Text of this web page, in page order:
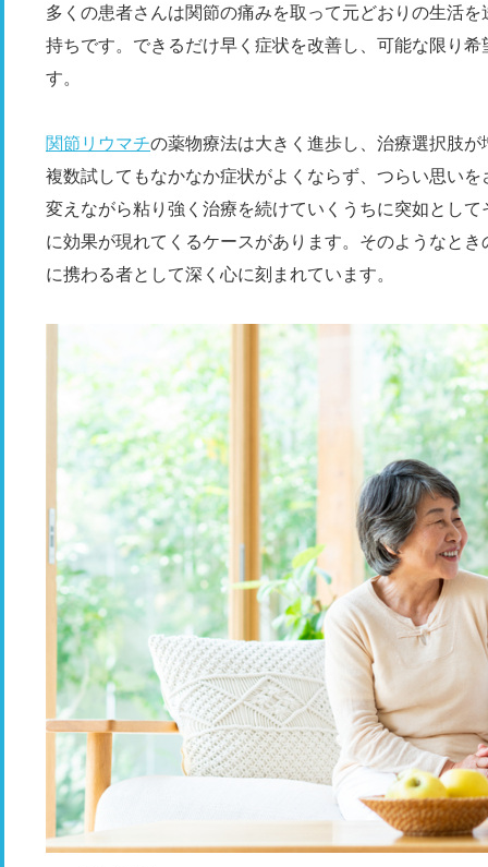
多くの患者さんは関節の痛みを取って元どおりの生活
持ちです。できるだけ早く症状を改善し、可能な限り
す。
関節リウマチの薬物療法は大きく進歩し、治療選択肢
複数試してもなかなか症状がよくならず、つらい思い
変えながら粘り強く治療を続けていくうちに突如とし
に効果が現れてくるケースがあります。そのようなと
に携わる者として深く心に刻まれています。